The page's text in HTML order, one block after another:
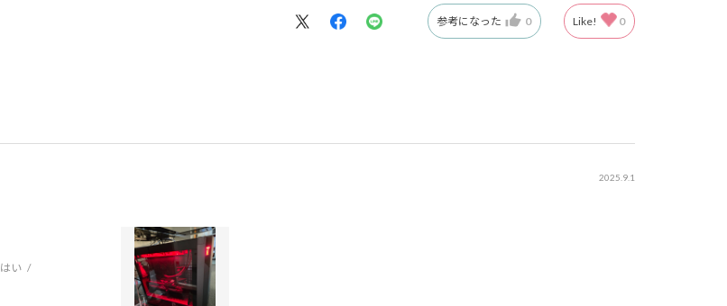
参考になった 0 Like! 0
2025.9.1
はい